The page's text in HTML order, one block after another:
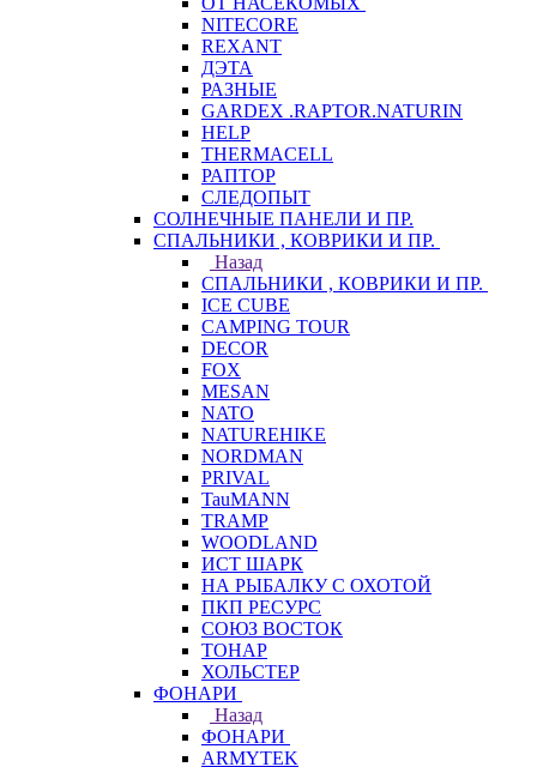
NITECORE
REXANT
ДЭТА
РАЗНЫЕ
GARDEX .RAPTOR.NATURIN
HELP
THERMACELL
РАПТОР
СЛЕДОПЫТ
СОЛНЕЧНЫЕ ПАНЕЛИ И ПР.
СПАЛЬНИКИ , КОВРИКИ И ПР.
Назад
СПАЛЬНИКИ , КОВРИКИ И ПР.
ICE CUBE
CAMPING TOUR
DECOR
FOX
MESAN
NATO
NATUREHIKE
NORDMAN
PRIVAL
TauMANN
TRAMP
WOODLAND
ИСТ ШАРК
НА РЫБАЛКУ С ОХОТОЙ
ПКП РЕСУРС
СОЮЗ ВОСТОК
ТОНАР
ХОЛЬСТЕР
ФОНАРИ
Назад
ФОНАРИ
ARMYTEK